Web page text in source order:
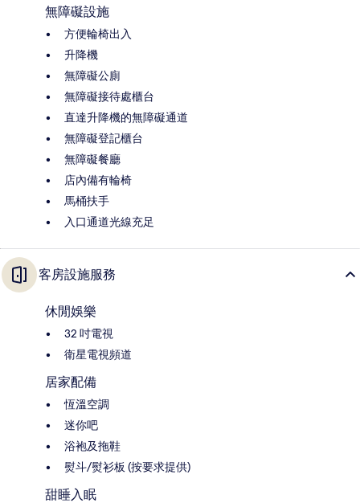
無障礙設施
方便輪椅出入
升降機
無障礙公廁
無障礙接待處櫃台
直達升降機的無障礙通道
無障礙登記櫃台
無障礙餐廳
店內備有輪椅
馬桶扶手
入口通道光線充足
客房設施服務
休閒娛樂
32 吋電視
衛星電視頻道
居家配備
恆溫空調
迷你吧
浴袍及拖鞋
熨斗/熨衫板 (按要求提供)
甜睡入眠